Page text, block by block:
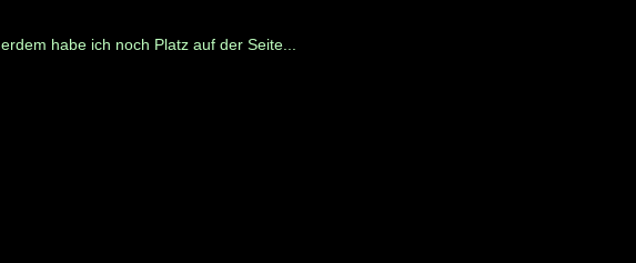
habe ich noch Platz auf der Seite...